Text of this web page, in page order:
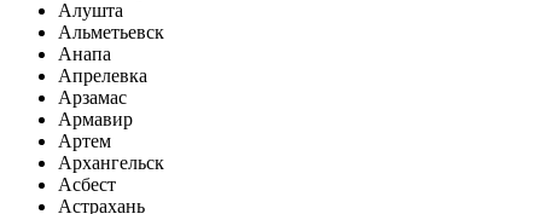
Алушта
Альметьевск
Анапа
Апрелевка
Арзамас
Армавир
Артем
Архангельск
Асбест
Астрахань